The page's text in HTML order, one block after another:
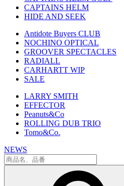
CAPTAINS HELM
HIDE AND SEEK
Antidote Buyers CLUB
NOCHINO OPTICAL
GROOVER SPECTACLES
RADIALL
CARHARTT WIP
SALE
LARRY SMITH
EFFECTOR
Peanuts&Co
ROLLING DUB TRIO
Tomo&Co.
NEWS